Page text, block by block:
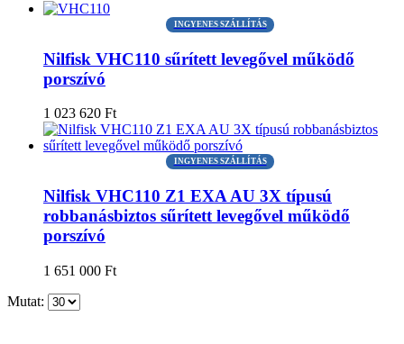
INGYENES SZÁLLÍTÁS
Nilfisk VHC110 sűrített levegővel működő
porszívó
1 023 620 Ft
INGYENES SZÁLLÍTÁS
Nilfisk VHC110 Z1 EXA AU 3X típusú
robbanásbiztos sűrített levegővel működő
porszívó
1 651 000 Ft
Mutat: